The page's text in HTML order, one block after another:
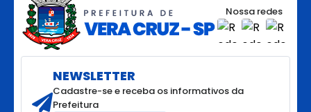
Nossa redes
NEWSLETTER
Cadastre-se e receba os informativos da
Prefeitura